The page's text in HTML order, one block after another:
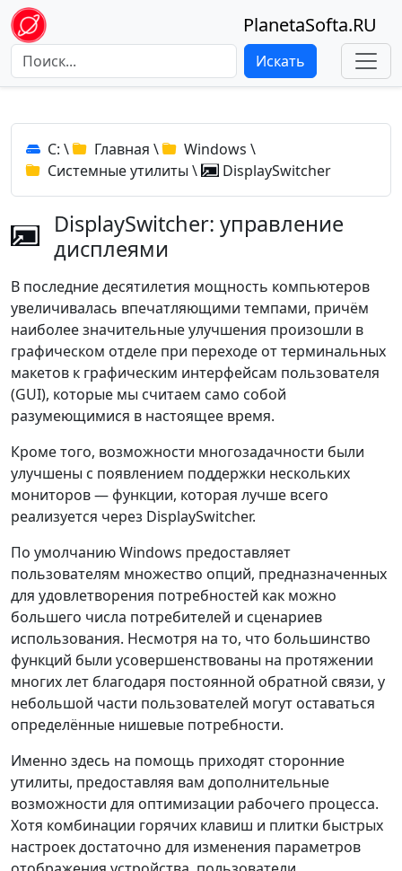
PlanetaSofta.RU
Искать
C: \ Главная \ Windows \
Системные утилиты \ DisplaySwitcher
DisplaySwitcher: управление
дисплеями
В последние десятилетия мощность компьютеров
увеличивалась впечатляющими темпами, причём
наиболее значительные улучшения произошли в
графическом отделе при переходе от терминальных
макетов к графическим интерфейсам пользователя
(GUI), которые мы считаем само собой
разумеющимися в настоящее время.
Кроме того, возможности многозадачности были
улучшены с появлением поддержки нескольких
мониторов — функции, которая лучше всего
реализуется через DisplaySwitcher.
По умолчанию Windows предоставляет
пользователям множество опций, предназначенных
для удовлетворения потребностей как можно
большего числа потребителей и сценариев
использования. Несмотря на то, что большинство
функций были усовершенствованы на протяжении
многих лет благодаря постоянной обратной связи, у
небольшой части пользователей могут оставаться
определённые нишевые потребности.
Именно здесь на помощь приходят сторонние
утилиты, предоставляя вам дополнительные
возможности для оптимизации рабочего процесса.
Хотя комбинации горячих клавиш и плитки быстрых
настроек достаточно для изменения параметров